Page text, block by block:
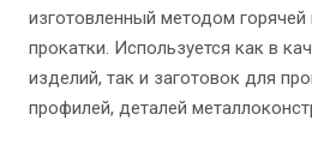
изготовленный методом горячей
прокатки. Используется как в
изделий, так и заготовок для
профилей, деталей